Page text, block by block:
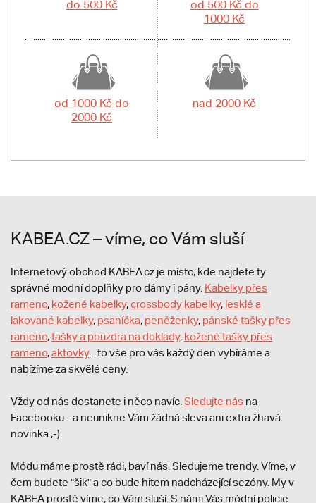
do 500 Kč
od 500 Kč do
1000 Kč
od 1000 Kč do
2000 Kč
nad 2000 Kč
KABEA.CZ – víme, co Vám sluší
Internetový obchod KABEA.cz je místo, kde najdete ty
správné modní doplňky pro dámy i pány. Kabelky přes
rameno, kožené kabelky,crossbody kabelky, lesklé a
lakované kabelky, psaníčka, peněženky, pánské tašky přes
rameno,tašky a pouzdra na doklady, kožené tašky přes
rameno,aktovky... to vše pro vás každý den vybíráme a
nabízíme za skvělé ceny.
Vždy od nás dostanete i něco navíc. Sledujte nás na
Facebooku - a neunikne Vám žádná sleva ani extra žhavá
novinka ;-).
Módu máme prostě rádi, baví nás. Sledujeme trendy. Víme, v
čem budete "šik" a co bude hitem nadcházející sezóny. My v
KABEA prostě víme, co Vám sluší. S námi Vás módní policie